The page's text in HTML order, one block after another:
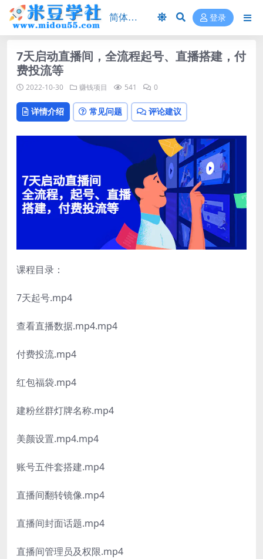
登录
7天启动直播间，全流程起号、直播搭建，付
费投流等
2022-10-30 赚钱项目 541 0
详情介绍 常见问题 评论建议
课程目录：
7天起号.mp4
查看直播数据.mp4.mp4
付费投流.mp4
红包福袋.mp4
建粉丝群灯牌名称.mp4
美颜设置.mp4.mp4
账号五件套搭建.mp4
直播间翻转镜像.mp4
直播间封面话题.mp4
直播间管理员及权限.mp4